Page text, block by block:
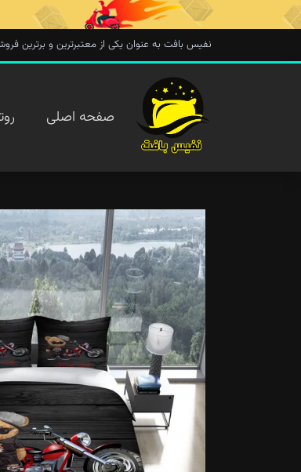
نفیس بافت به عنوان یکی از معتبرترین و برترین فروشگاه
صفحه اصلی